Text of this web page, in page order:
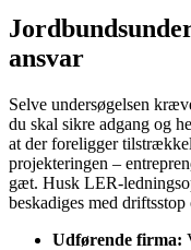
ansvar
Selve undersøgelsen
du skal sikre adgang og
at der foreligger
projekteringen –
gæt. Husk LER-
beskadiges med
Udførende firma: